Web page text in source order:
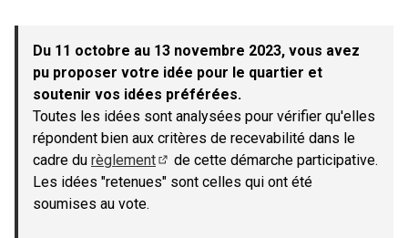
−
Du 11 octobre au 13 novembre 2023, vous avez
pu proposer votre idée pour le quartier et
soutenir vos idées préférées.
Toutes les idées sont analysées pour vérifier qu'elles
répondent bien aux critères de recevabilité dans le
cadre du règlement
(Lien externe)
de cette démarche participative.
Les idées "retenues" sont celles qui ont été
soumises au vote.